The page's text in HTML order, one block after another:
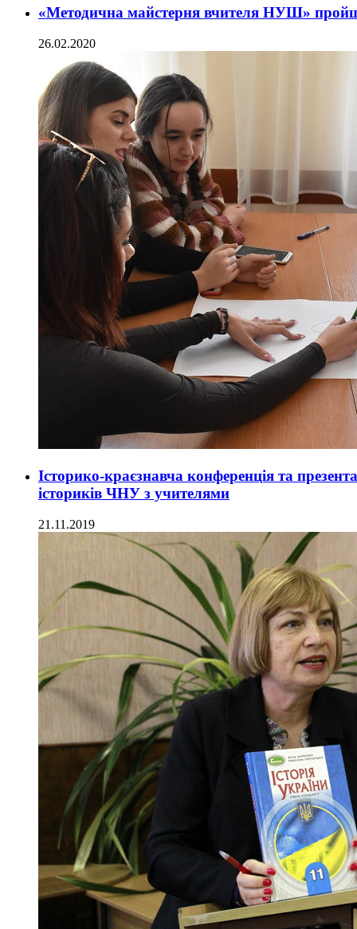
«Методична майстерня вчителя НУШ»
26.02.2020
Історико-краєзнавча конференція та
істориків ЧНУ з учителями
21.11.2019